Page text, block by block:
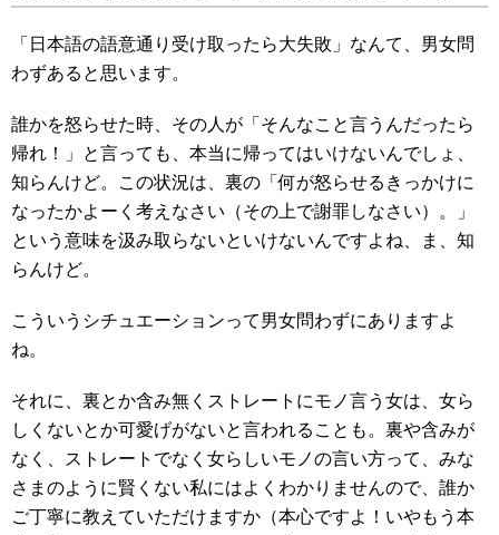
「日本語の語意通り受け取ったら大失敗」なんて、男女問
わずあると思います。
誰かを怒らせた時、その人が「そんなこと言うんだったら
帰れ！」と言っても、本当に帰ってはいけないんでしょ、
知らんけど。この状況は、裏の「何が怒らせるきっかけに
なったかよーく考えなさい（その上で謝罪しなさい）。」
という意味を汲み取らないといけないんですよね、ま、知
らんけど。
こういうシチュエーションって男女問わずにありますよ
ね。
それに、裏とか含み無くストレートにモノ言う女は、女ら
しくないとか可愛げがないと言われることも。裏や含みが
なく、ストレートでなく女らしいモノの言い方って、みな
さまのように賢くない私にはよくわかりませんので、誰か
ご丁寧に教えていただけますか（本心ですよ！いやもう本